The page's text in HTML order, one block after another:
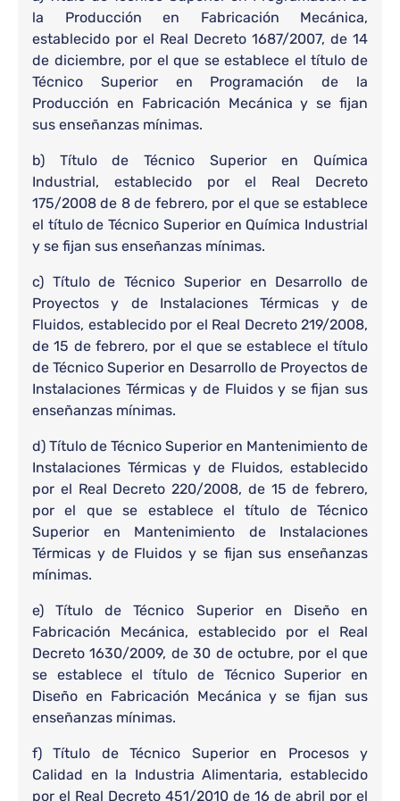
la Producción en Fabricación Mecánica,
establecido por el Real Decreto 1687/2007, de 14
de diciembre, por el que se establece el título de
Técnico Superior en Programación de la
Producción en Fabricación Mecánica y se fijan
sus enseñanzas mínimas.
b) Título de Técnico Superior en Química
Industrial, establecido por el Real Decreto
175/2008 de 8 de febrero, por el que se establece
el título de Técnico Superior en Química Industrial
y se fijan sus enseñanzas mínimas.
c) Título de Técnico Superior en Desarrollo de
Proyectos y de Instalaciones Térmicas y de
Fluidos, establecido por el Real Decreto 219/2008,
de 15 de febrero, por el que se establece el título
de Técnico Superior en Desarrollo de Proyectos de
Instalaciones Térmicas y de Fluidos y se fijan sus
enseñanzas mínimas.
d) Título de Técnico Superior en Mantenimiento de
Instalaciones Térmicas y de Fluidos, establecido
por el Real Decreto 220/2008, de 15 de febrero,
por el que se establece el título de Técnico
Superior en Mantenimiento de Instalaciones
Térmicas y de Fluidos y se fijan sus enseñanzas
mínimas.
e) Título de Técnico Superior en Diseño en
Fabricación Mecánica, establecido por el Real
Decreto 1630/2009, de 30 de octubre, por el que
se establece el título de Técnico Superior en
Diseño en Fabricación Mecánica y se fijan sus
enseñanzas mínimas.
f) Título de Técnico Superior en Procesos y
Calidad en la Industria Alimentaria, establecido
por el Real Decreto 451/2010 de 16 de abril por el